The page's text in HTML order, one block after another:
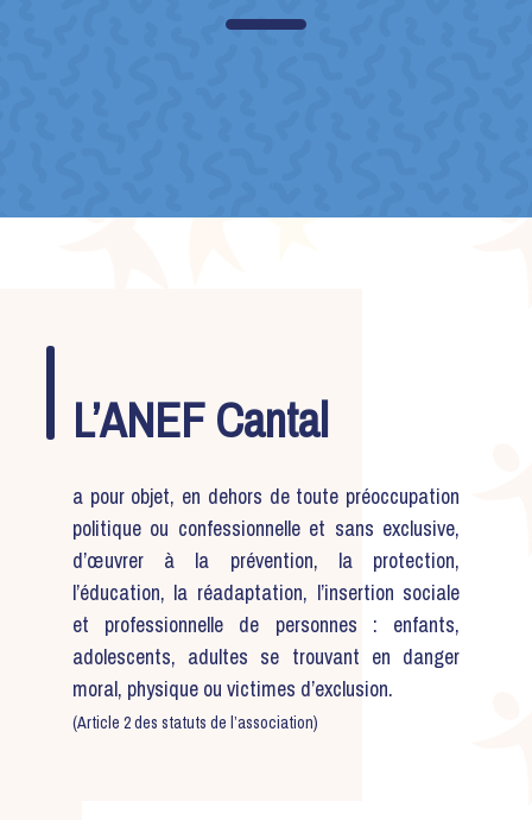
L’ANEF Cantal
a pour objet, en dehors de toute préoccupation
politique ou confessionnelle et sans exclusive,
d’œuvrer à la prévention, la protection,
l’éducation, la réadaptation, l’insertion sociale
et professionnelle de personnes : enfants,
adolescents, adultes se trouvant en danger
moral, physique ou victimes d’exclusion.
(Article 2 des statuts de l’association)